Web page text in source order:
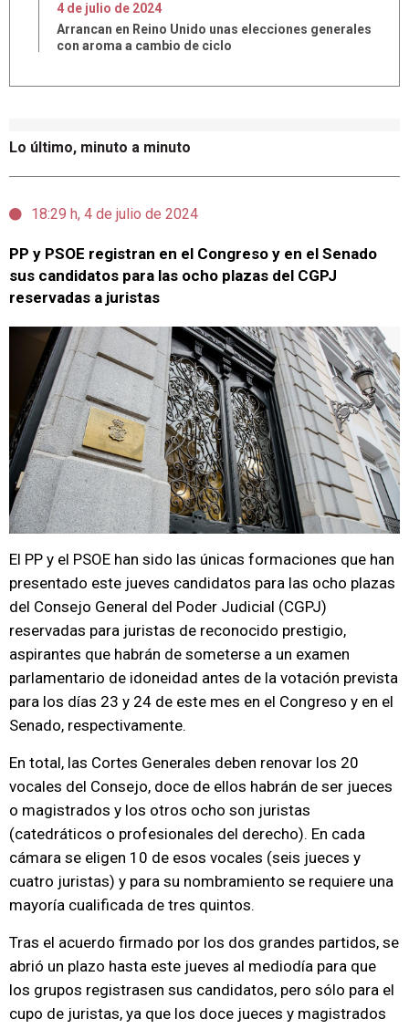
Lo último, minuto a minuto
18:29 h, 4 de julio de 2024
PP y PSOE registran en el Congreso y en el Senado
sus candidatos para las ocho plazas del CGPJ
reservadas a juristas
El PP y el PSOE han sido las únicas formaciones que han
presentado este jueves candidatos para las ocho plazas
del Consejo General del Poder Judicial (CGPJ)
reservadas para juristas de reconocido prestigio,
aspirantes que habrán de someterse a un examen
parlamentario de idoneidad antes de la votación prevista
para los días 23 y 24 de este mes en el Congreso y en el
Senado, respectivamente.
En total, las Cortes Generales deben renovar los 20
vocales del Consejo, doce de ellos habrán de ser jueces
o magistrados y los otros ocho son juristas
(catedráticos o profesionales del derecho). En cada
cámara se eligen 10 de esos vocales (seis jueces y
cuatro juristas) y para su nombramiento se requiere una
mayoría cualificada de tres quintos.
Tras el acuerdo firmado por los dos grandes partidos, se
abrió un plazo hasta este jueves al mediodía para que
los grupos registrasen sus candidatos, pero sólo para el
cupo de juristas, ya que los doce jueces y magistrados
4 de julio de 2024
Arrancan en Reino Unido unas elecciones generales
con aroma a cambio de ciclo